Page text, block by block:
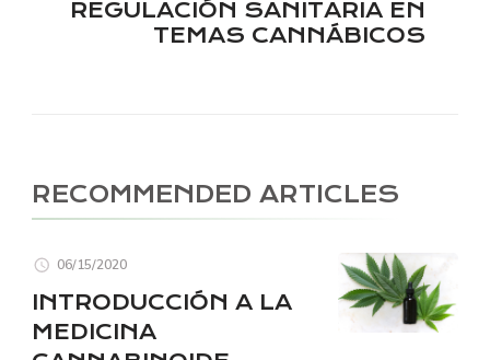
REGULACIÓN SANITARIA EN
TEMAS CANNÁBICOS
RECOMMENDED ARTICLES
06/15/2020
INTRODUCCIÓN A LA
MEDICINA